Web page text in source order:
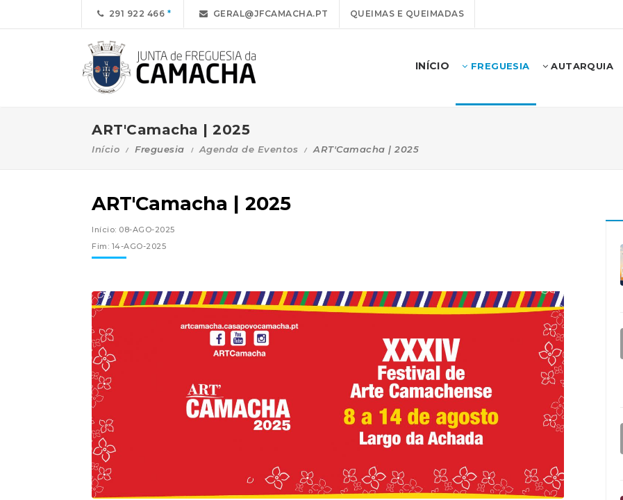
291 922 466 GERAL@JFCAMACHA.PT QUEIMAS E QUEIMADAS
INÍCIO FREGUESIA AUTARQUIA
ART'Camacha | 2025
Início Freguesia Agenda de Eventos ART'Camacha | 2025
ART'Camacha | 2025
Início: 08-AGO-2025
Fim: 14-AGO-2025